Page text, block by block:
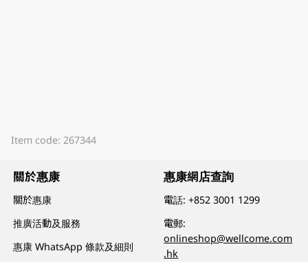
Item code: 267344
關於惠康
關於惠康
推廣活動及服務
惠康 WhatsApp 條款及細則
惠康網店查詢
電話:+852 3001 1299
電郵:
onlineshop@wellcome.com
.hk